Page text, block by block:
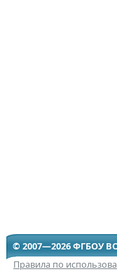
© 2007—2026 ФГБОУ
Правила по